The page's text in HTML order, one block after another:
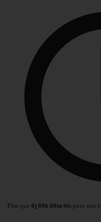
Plus que 0j 00h 00m 00s pour une